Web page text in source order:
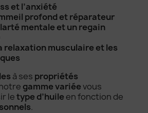
et l’anxiété
profond et réparateur
mentale et un regain
relaxation musculaire et les
à ses propriétés
gamme variéevous
letype d’huile en fonction de
.